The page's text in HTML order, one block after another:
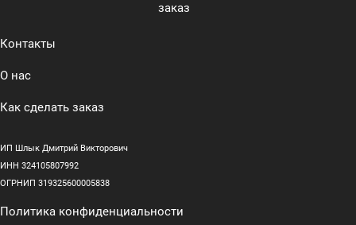
заказ
Контакты
О нас
Как сделать заказ
ИП Шлык Дмитрий Викторович
ИНН 324105807992
ОГРНИП 319325600005838
Политика конфиденциальности